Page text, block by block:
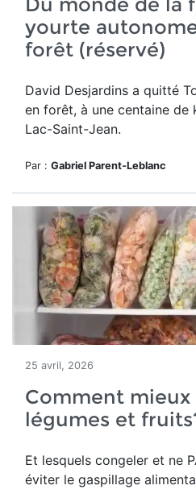
yourte
forêt (réservé)
David Desjardins a quitté
en forêt, à une centaine de
Lac-Saint-Jean.
Par : Gabriel Parent-Leblanc
25 avril, 2026
Comment mieux
légumes et
Et lesquels congeler et ne
éviter le gaspillage